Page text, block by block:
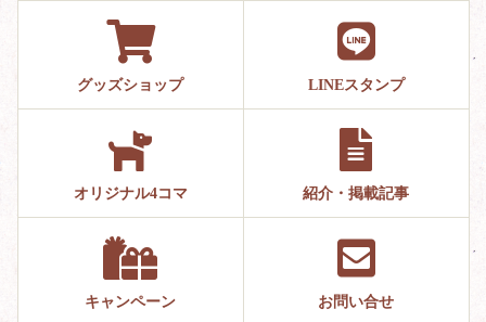
グッズショップ LINEスタンプ
オリジナル4コマ 紹介・掲載記事
キャンペーン お問い合せ